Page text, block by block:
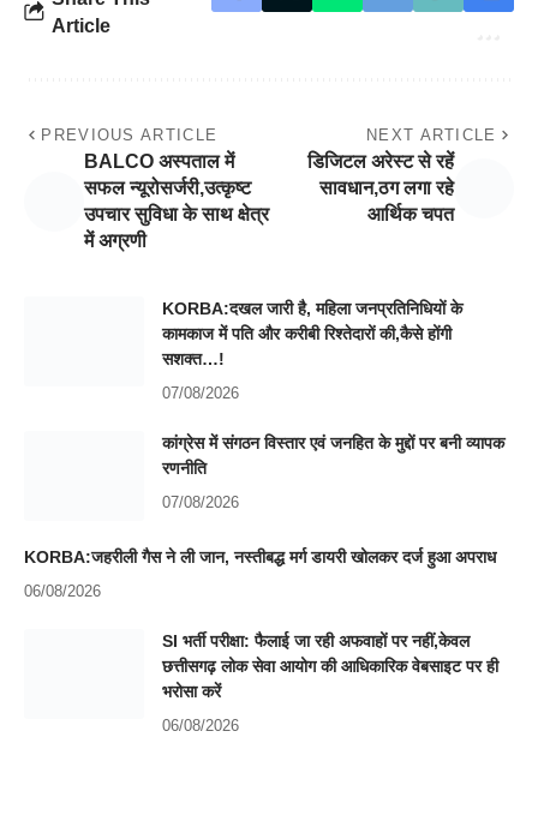
Article
PREVIOUS ARTICLE
BALCO अस्पताल में
सफल न्यूरोसर्जरी,उत्कृष्ट
उपचार सुविधा के साथ क्षेत्र
में अग्रणी
NEXT ARTICLE
डिजिटल अरेस्ट से रहें
सावधान,ठग लगा रहे
आर्थिक चपत
KORBA:दखल जारी है, महिला जनप्रतिनिधियों के
कामकाज में पति और करीबी रिश्तेदारों की,कैसे होंगी
सशक्त…!
07/08/2026
कांग्रेस में संगठन विस्तार एवं जनहित के मुद्दों पर बनी व्यापक
रणनीति
07/08/2026
KORBA:जहरीली गैस ने ली जान, नस्तीबद्ध मर्ग डायरी खोलकर दर्ज हुआ अपराध
06/08/2026
SI भर्ती परीक्षा: फैलाई जा रही अफवाहों पर नहीं,केवल
छत्तीसगढ़ लोक सेवा आयोग की आधिकारिक वेबसाइट पर ही
भरोसा करें
06/08/2026